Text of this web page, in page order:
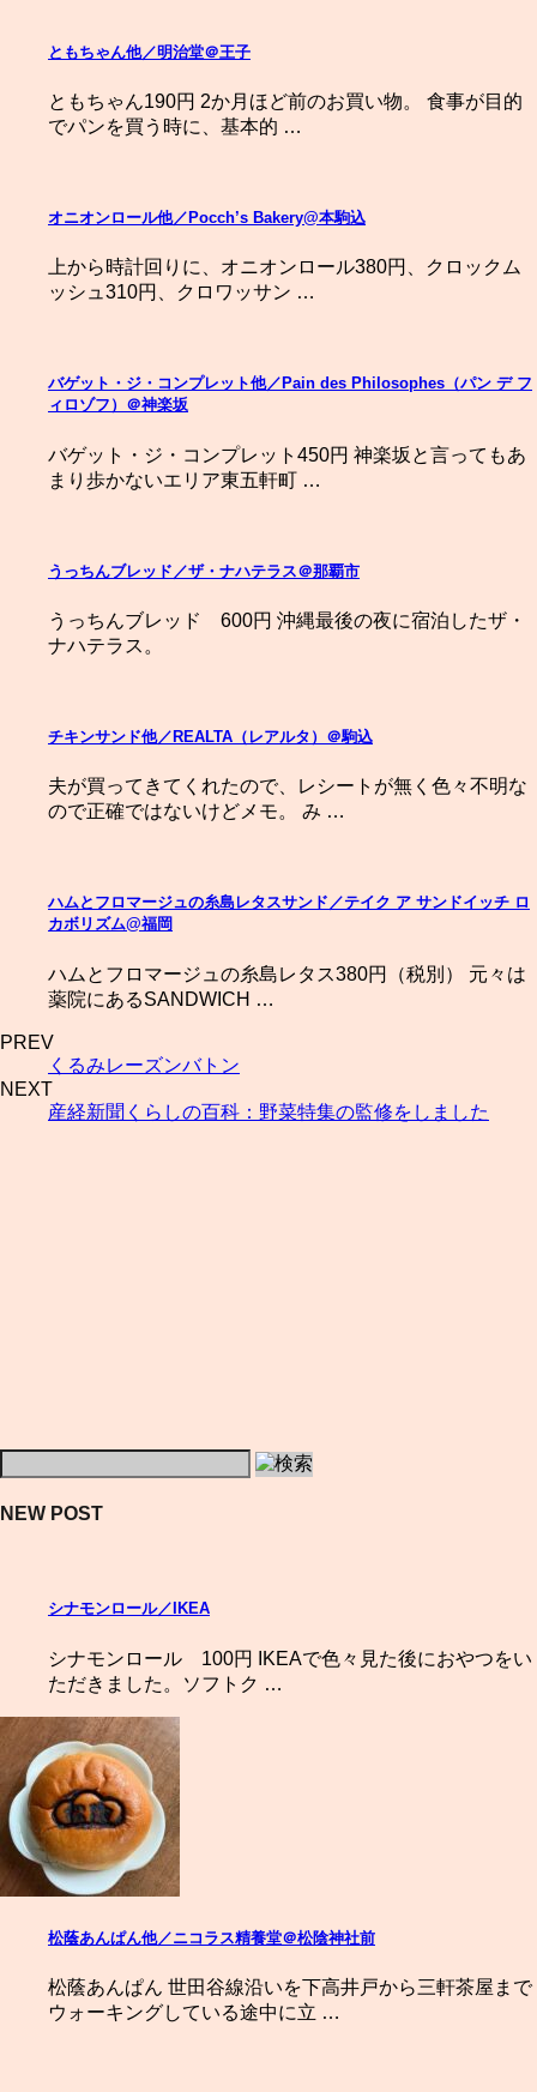
ともちゃん他／明治堂＠王子
ともちゃん190円 2か月ほど前のお買い物。 食事が目的
でパンを買う時に、基本的 …
オニオンロール他／Pocch’s Bakery@本駒込
上から時計回りに、オニオンロール380円、クロックム
ッシュ310円、クロワッサン …
バゲット・ジ・コンプレット他／Pain des Philosophes（パン デ フ
ィロゾフ）＠神楽坂
バゲット・ジ・コンプレット450円 神楽坂と言ってもあ
まり歩かないエリア東五軒町 …
うっちんブレッド／ザ・ナハテラス＠那覇市
うっちんブレッド 600円 沖縄最後の夜に宿泊したザ・
ナハテラス。
チキンサンド他／REALTA（レアルタ）＠駒込
夫が買ってきてくれたので、レシートが無く色々不明な
ので正確ではないけどメモ。 み …
ハムとフロマージュの糸島レタスサンド／テイク ア サンドイッチ ロ
カボリズム@福岡
ハムとフロマージュの糸島レタス380円（税別） 元々は
薬院にあるSANDWICH …
PREV
くるみレーズンバトン
NEXT
産経新聞くらしの百科：野菜特集の監修をしました
NEW POST
シナモンロール／IKEA
シナモンロール 100円 IKEAで色々見た後におやつをい
ただきました。ソフトク …
松蔭あんぱん他／ニコラス精養堂＠松陰神社前
松蔭あんぱん 世田谷線沿いを下高井戸から三軒茶屋まで
ウォーキングしている途中に立 …